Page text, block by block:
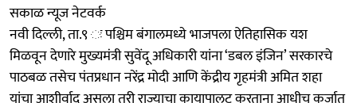
सकाळ न्यूज नेटवर्क
नवी दिल्ली, ता.९ ः पश्चिम बंगालमध्ये भाजपला ऐतिहासिक यश
मिळवून देणारे मुख्यमंत्री सुवेंदू अधिकारी यांना ‘डबल इंजिन’ सरकारचे
पाठबळ तसेच पंतप्रधान नरेंद्र मोदी आणि केंद्रीय गृहमंत्री अमित शहा